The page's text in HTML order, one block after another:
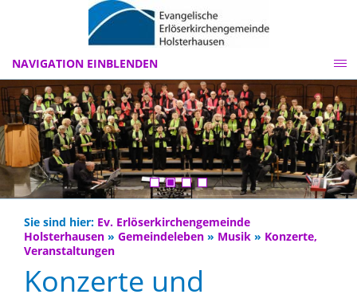
NAVIGATION EINBLENDEN
Sie sind hier: Ev. Erlöserkirchengemeinde
Holsterhausen » Gemeindeleben » Musik » Konzerte,
Veranstaltungen
Konzerte und